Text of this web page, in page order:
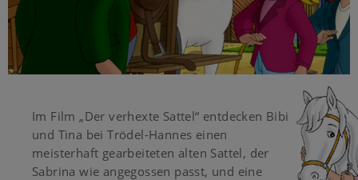
Video
Im Film „Der verhexte Sattel“ entdecken Bibi
und Tina bei Trödel-Hannes einen
meisterhaft gearbeiteten alten Sattel, der
Sabrina wie angegossen passt, und eine